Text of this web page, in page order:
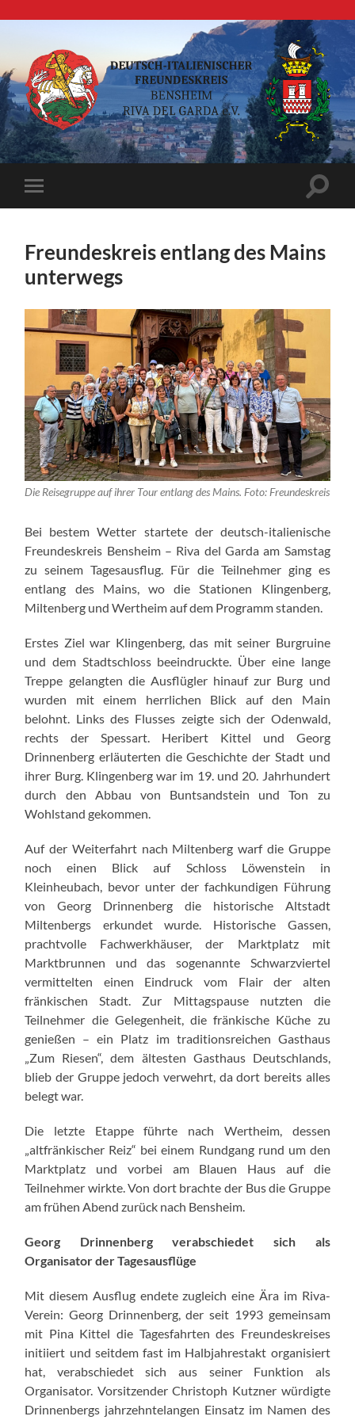
Deutsch-
italienischer
Mobile-
Menü
Freundeskreis entlang des Mains
unterwegs
Die Reisegruppe auf ihrer Tour entlang des Mains. Foto: Freundeskreis
Bei bestem Wetter startete der deutsch-italienische
Freundeskreis Bensheim – Riva del Garda am Samstag
zu seinem Tagesausflug. Für die Teilnehmer ging es
entlang des Mains, wo die Stationen Klingenberg,
Miltenberg und Wertheim auf dem Programm standen.
Erstes Ziel war Klingenberg, das mit seiner Burgruine
und dem Stadtschloss beeindruckte. Über eine lange
Treppe gelangten die Ausflügler hinauf zur Burg und
wurden mit einem herrlichen Blick auf den Main
belohnt. Links des Flusses zeigte sich der Odenwald,
rechts der Spessart. Heribert Kittel und Georg
Drinnenberg erläuterten die Geschichte der Stadt und
ihrer Burg. Klingenberg war im 19. und 20. Jahrhundert
durch den Abbau von Buntsandstein und Ton zu
Wohlstand gekommen.
Auf der Weiterfahrt nach Miltenberg warf die Gruppe
noch einen Blick auf Schloss Löwenstein in
Kleinheubach, bevor unter der fachkundigen Führung
von Georg Drinnenberg die historische Altstadt
Miltenbergs erkundet wurde. Historische Gassen,
prachtvolle Fachwerkhäuser, der Marktplatz mit
Marktbrunnen und das sogenannte Schwarzviertel
vermittelten einen Eindruck vom Flair der alten
fränkischen Stadt. Zur Mittagspause nutzten die
Teilnehmer die Gelegenheit, die fränkische Küche zu
genießen – ein Platz im traditionsreichen Gasthaus
„Zum Riesen“, dem ältesten Gasthaus Deutschlands,
blieb der Gruppe jedoch verwehrt, da dort bereits alles
belegt war.
Die letzte Etappe führte nach Wertheim, dessen
„altfränkischer Reiz“ bei einem Rundgang rund um den
Marktplatz und vorbei am Blauen Haus auf die
Teilnehmer wirkte. Von dort brachte der Bus die Gruppe
am frühen Abend zurück nach Bensheim.
Georg Drinnenberg verabschiedet sich als
Organisator der Tagesausflüge
Mit diesem Ausflug endete zugleich eine Ära im Riva-
Verein: Georg Drinnenberg, der seit 1993 gemeinsam
mit Pina Kittel die Tagesfahrten des Freundeskreises
initiiert und seitdem fast im Halbjahrestakt organisiert
hat, verabschiedet sich aus seiner Funktion als
Organisator. Vorsitzender Christoph Kutzner würdigte
Drinnenbergs jahrzehntelangen Einsatz im Namen des